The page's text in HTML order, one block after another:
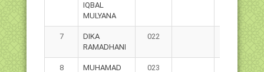
IQBAL
MULYANA
7
DIKA
RAMADHANI
022
8
MUHAMAD
023